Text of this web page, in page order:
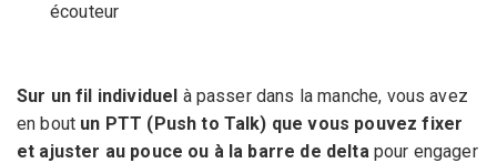
écouteur
Sur un fil individuel à passer dans la manche, vous avez
en bout un PTT (Push to Talk) que vous pouvez fixer
et ajuster au pouce ou à la barre de delta pour engager